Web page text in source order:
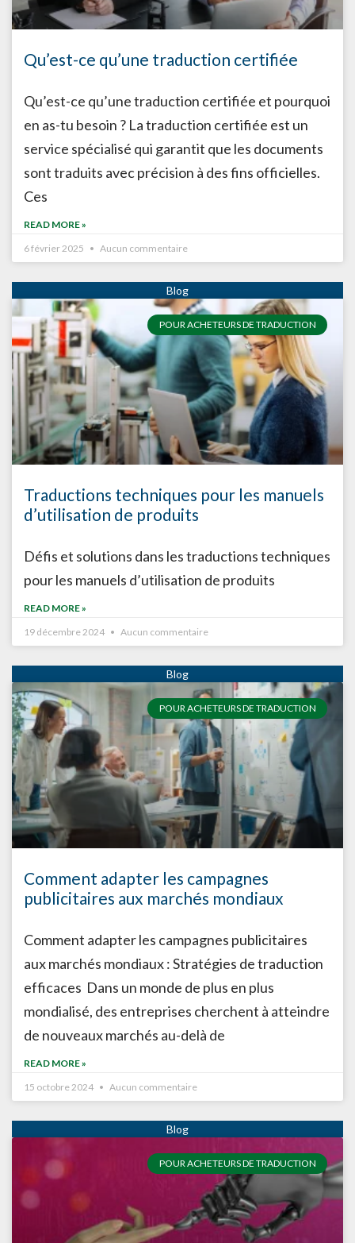
Qu’est-ce qu’une traduction certifiée
Qu’est-ce qu’une traduction certifiée et pourquoi
en as-tu besoin ? La traduction certifiée est un
service spécialisé qui garantit que les documents
sont traduits avec précision à des fins officielles.
Ces
READ MORE »
6 février 2025
Aucun commentaire
POUR ACHETEURS DE TRADUCTION
Traductions techniques pour les manuels
d’utilisation de produits
Défis et solutions dans les traductions techniques
pour les manuels d’utilisation de produits
READ MORE »
19 décembre 2024
Aucun commentaire
POUR ACHETEURS DE TRADUCTION
Comment adapter les campagnes
publicitaires aux marchés mondiaux
Comment adapter les campagnes publicitaires
aux marchés mondiaux : Stratégies de traduction
efficaces Dans un monde de plus en plus
mondialisé, des entreprises cherchent à atteindre
de nouveaux marchés au-delà de
READ MORE »
15 octobre 2024
Aucun commentaire
POUR ACHETEURS DE TRADUCTION